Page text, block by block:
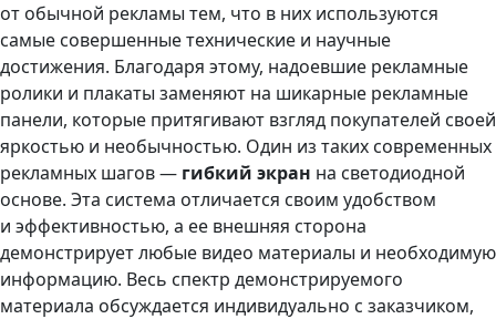
от обычной рекламы тем, что в них используются
самые совершенные технические и научные
достижения. Благодаря этому, надоевшие рекламные
ролики и плакаты заменяют на шикарные рекламные
панели, которые притягивают взгляд покупателей своей
яркостью и необычностью. Один из таких современных
рекламных шагов — гибкий экран на светодиодной
основе. Эта система отличается своим удобством
и эффективностью, а ее внешняя сторона
демонстрирует любые видео материалы и необходимую
информацию. Весь спектр демонстрируемого
материала обсуждается индивидуально с заказчиком,